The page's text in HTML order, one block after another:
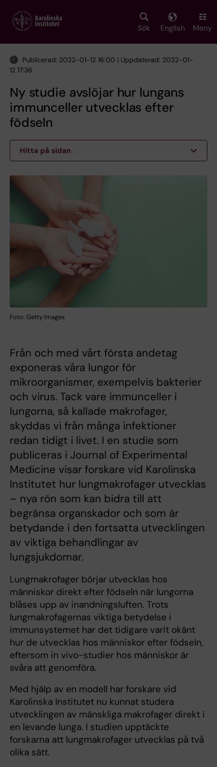
main
Sök English Meny
Publicerad: 2022-01-12 16:00 | Uppdaterad: 2022-01-
12 17:36
Ny studie avslöjar hur lungans
immunceller utvecklas efter
födseln
Hitta på sidan
Foto: Getty Images
Från och med vårt första andetag
exponeras våra lungor för
mikroorganismer, exempelvis bakterier
och virus. Tack vare immunceller i
lungorna, så kallade makrofager,
skyddas vi från många infektioner
redan tidigt i livet. I en studie som
publiceras i Journal of Experimental
Medicine visar forskare vid Karolinska
Institutet hur lungmakrofager utvecklas
– nya rön som kan bidra till att
begränsa organskador och som är
betydande i den fortsatta utvecklingen
av viktiga behandlingar av
lungsjukdomar.
Lungmakrofager börjar utvecklas hos
människor direkt efter födseln när lungorna
blåses upp av inandningsluften. Trots
lungmakrofagernas viktiga betydelse i
immunsystemet har det tidigare varit okänt
hur de utvecklas hos människor efter födseln,
eftersom in vivo-studier hos människor är
svåra att genomföra.
Med hjälp av en modell har forskare vid
Karolinska Institutet nu kunnat studera
utvecklingen av mänskliga makrofager direkt i
en levande lunga. I studien upptäckte
forskarna att lungmakrofager utvecklas på två
olika sätt.